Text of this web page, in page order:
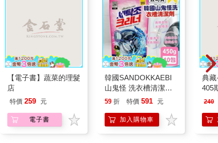
【電子書】蔬菜的理髮
店
特價 259 元
電子書
韓國SANDOKKAEBI
山鬼怪 洗衣槽清潔劑
450公克-10包組
59 折 特價 591 元
加入購物車
典藏
405
240